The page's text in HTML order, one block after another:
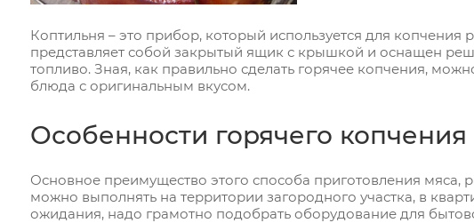
Коптильня – это прибор, который используется для
представляет собой закрытый ящик с крышкой и оснащен
топливо. Зная, как правильно сделать горячее копчения,
блюда с оригинальным вкусом.
Особенности горячего копчения
Основное преимущество этого способа приготовления мяса,
можно выполнять на территории загородного участка, в
ожидания, надо грамотно подобрать оборудование для